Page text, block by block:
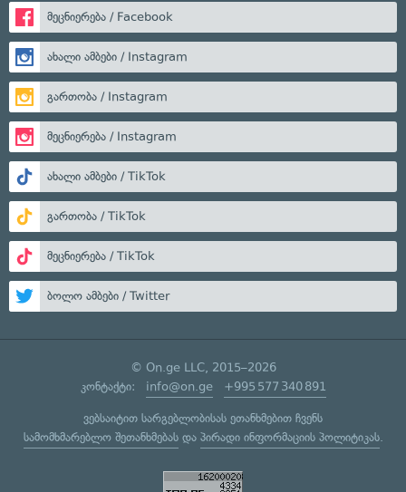
მეცნიერება / Facebook
ახალი ამბები / Instagram
გართობა / Instagram
მეცნიერება / Instagram
ახალი ამბები / TikTok
გართობა / TikTok
მეცნიერება / TikTok
ბოლო ამბები / Twitter
© On.ge LLC, 2015–2026
კონტაქტი: info@on.ge +995 577 340 891
ვებსაიტით სარგებლობისას ეთანხმებით ჩვენს
სამომხმარებლო შეთანხმებასდა პირადი ინფორმაციის პოლიტიკას.